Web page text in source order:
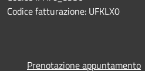
Codice fatturazione: UFKLX0
Prenotazione appuntamento